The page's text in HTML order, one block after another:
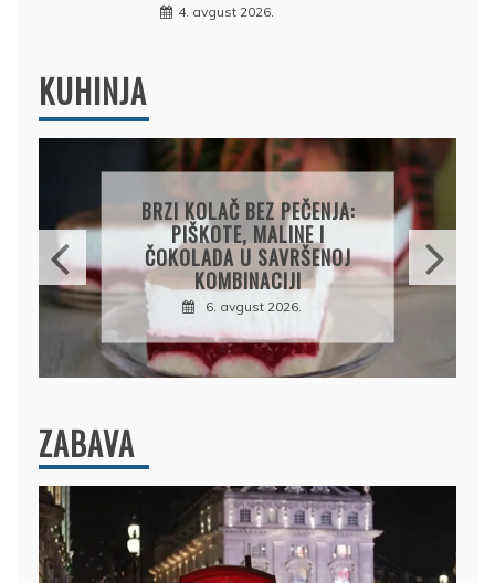
4. avgust 2026.
KUHINJA
PAPRIKE SA MESOM I
PIRINČEM NA KAŠIKU:
SOČAN I JEDNOSTAVAN
RUČAK IZ JEDNE ŠERPE
7. avgust 2026.
ZABAVA